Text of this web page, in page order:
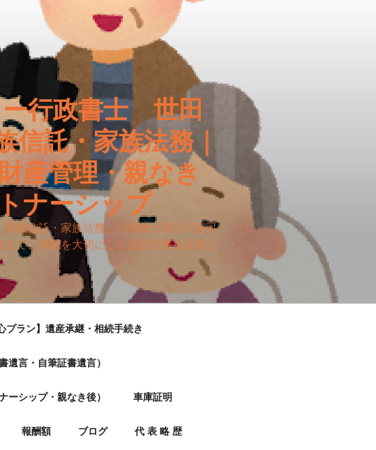
行政書士 世田
託・家族法務｜
産管理・親なき
ナーシップ
族信託・家族法務。行政書士長谷川憲司
で、傾聴を大切にした法的支援を提供し
プラン】遺産承継・相続手続き
遺言・自筆証書遺言）
ーシップ・親なき後） 車庫証明
報酬額 ブログ 代 表 略 歴